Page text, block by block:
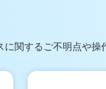
に関する ご不明点や操